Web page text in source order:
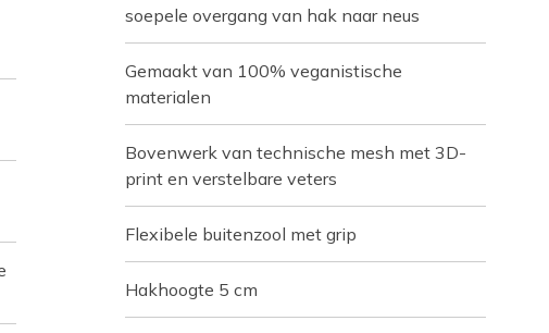
soepele overgang van hak naar neus
Gemaakt van 100% veganistische
materialen
Bovenwerk van technische mesh met 3D-
print en verstelbare veters
Flexibele buitenzool met grip
Hakhoogte 5 cm